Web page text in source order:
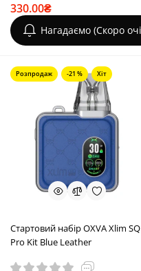
330.00₴
Нагадаємо (Скоро
Розпродаж -21 % Хіт
Стартовий набір OXVA Xlim SQ
Pro Kit Blue Leather